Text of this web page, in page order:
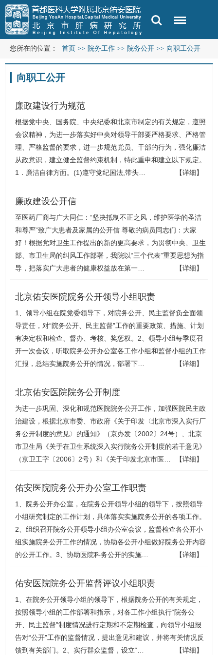
您所在的位置： 首页 >> 院务工作 >> 院务公开 >> 向职工公开
向职工公开
廉政建设行为规范
根据党中央、国务院、中央纪委和北京市制定的有关规定，遵照
会议精神，为进一步落实好中央对领导干部要严格要求、严格管
理、严格监督的要求，进一步规范党员、干部的行为，强化廉洁
从政意识，建立健全监督约束机制，特此重申和建立以下规定。
1．廉洁自律方面。(1)遵守党纪国法,带头…
【详细】
廉政建设公开信
至医药厂商与广大同仁：“坚决抵制不正之风，维护医学的圣洁
和尊严”致广大患者及家属的公开信 尊敬的病员同志们：大家
好！根据党对卫生工作提出的新的更高要求，为贯彻中央、卫生
部、市卫生局的纠风工作部署，我院以“三个代表”重要思想为指
导，把落实广大患者的健康权益放在第一…
【详细】
北京佑安医院院务公开领导小组职责
1、领导小组在院党委领导下，对院务公开、民主监督负全面领
导责任，对“院务公开、民主监督”工作的重要政策、措施、计划
有决定权和检查、督办、考核、奖惩权。2、领导小组每季度召
开一次会议，听取院务公开办公室各工作小组和监督小组的工作
汇报，总结实施院务公开的情况，部署下…
【详细】
北京佑安医院院务公开制度
为进一步巩固、深化和规范医院院务公开工作，加强医院民主政
治建设，根据北京市委、市政府《关于印发〈北京市深入实行厂
务公开制度的意见〉的通知》（京办发〔2002〕24号）、北京
市卫生局《关于在卫生系统深入实行院务公开制度的若干意见》
（京卫工字〔2006〕2号）和《关于印发北京市医…
【详细】
佑安医院院务公开办公室工作职责
1、院务公开办公室，在院务公开领导小组的领导下，按照领导
小组研究制定的工作计划，具体落实实施院务公开的各项工作。
2、组织召开院务公开领导小组办公室会议，监督检查各公开小
组实施院务公开工作的情况，协助各公开小组做好院务公开内容
的公开工作。3、协助医院科务公开的实施…
【详细】
佑安医院院务公开监督评议小组职责
1、在院务公开领导小组的领导下，根据院务公开的有关规定，
按照领导小组的工作部署和指示，对各工作小组执行“院务公
开、民主监督”制度情况进行定期和不定期检查，向领导小组报
告对“公开”工作的监督情况，提出意见和建议，并将有关情况反
馈到有关部门。2、实行群众监督，设立“…
【详细】